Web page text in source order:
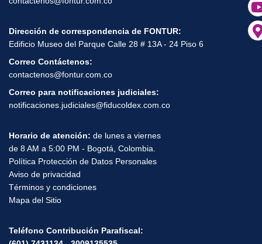
Dirección de correspondencia de FONTUR:
Edificio Museo del Parque Calle 28 # 13A - 24 Piso 6
Correo Contáctenos:
contactenos@fontur.com.co
Correo para notificaciones judiciales:
notificaciones.judiciales@fiducoldex.com.co
Horario de atención: de lunes a viernes
de 8 AM a 5:00 PM - Bogotá, Colombia.
Política Protección de Datos Personales
Aviso de privacidad
Términos y condiciones
Mapa del Sitio
Teléfono Contribución Parafiscal: